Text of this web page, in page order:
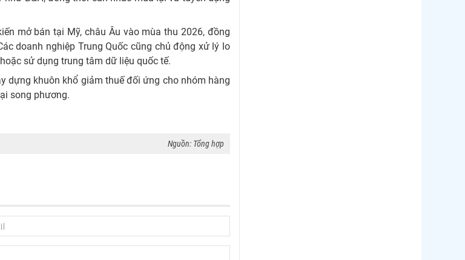
mở bán tại Mỹ, châu Âu vào mùa thu 2026, đồng
doanh nghiệp Trung Quốc cũng chủ động xử lý lo
sử dụng trung tâm dữ liệu quốc tế.
dựng khuôn khổ giảm thuế đối ứng cho nhóm hàng
song phương.
Nguồn: Tổng hợp